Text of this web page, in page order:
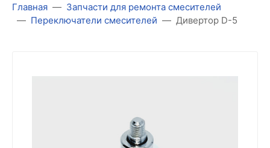
Главная
Запчасти для ремонта смесителей
Переключатели смесителей
Дивертор D-5